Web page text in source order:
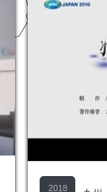
2018